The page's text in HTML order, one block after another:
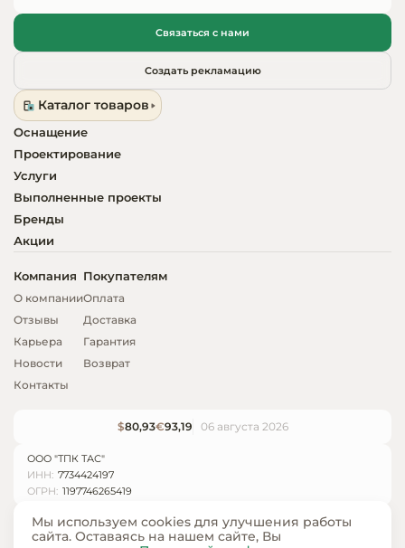
Связаться с нами
Создать рекламацию
Каталог товаров
Оснащение
Проектирование
Услуги
Выполненные проекты
Бренды
Акции
Компания
О компании
Отзывы
Карьера
Новости
Контакты
Покупателям
Оплата
Доставка
Гарантия
Возврат
$80,93€93,19 06 августа 2026
ООО "ТПК ТАС"
ИНН: 7734424197
ОГРН: 1197746265419
Мы используем cookies для улучшения работы
сайта. Оставаясь на нашем сайте, Вы